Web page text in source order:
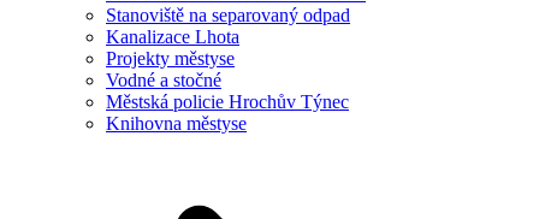
Stanoviště na separovaný odpad
Kanalizace Lhota
Projekty městyse
Vodné a stočné
Městská policie Hrochův Týnec
Knihovna městyse